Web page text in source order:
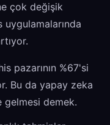
çok değişik
pazarının %67'si
Bu da yapay zeka
gelmesi demek.